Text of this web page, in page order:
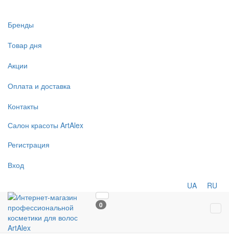
Бренды
Товар дня
Акции
Оплата и доставка
Контакты
Салон красоты ArtAlex
Регистрация
Вход
UA RU
0